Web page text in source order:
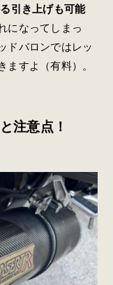
引き上げも可能
になってしまっ
ドバロンではレッ
ますよ（有料）。
注意点！